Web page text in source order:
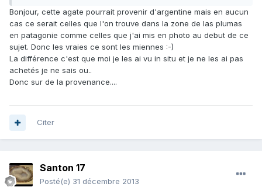
Bonjour, cette agate pourrait provenir d'argentine mais en aucun
cas ce serait celles que l'on trouve dans la zone de las plumas
en patagonie comme celles que j'ai mis en photo au debut de ce
sujet. Donc les vraies ce sont les miennes :-)
La différence c'est que moi je les ai vu in situ et je ne les ai pas
achetés je ne sais ou..
Donc sur de la provenance....
Citer
Santon 17
Posté(e) 31 décembre 2013